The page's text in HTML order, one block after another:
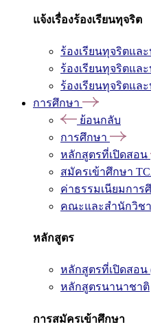
แจ้งเรื่องร้องเรียนทุจริต
ร้องเรียนทุจริตแล
ร้องเรียนทุจริตแล
ร้องเรียนทุจริตแล
การศึกษา
ย้อนกลับ
การศึกษา
หลักสูตรที่เปิดสอน
สมัครเข้าศึกษา
ค่าธรรมเนียมการ
คณะและสำนักวิชา
หลักสูตร
หลักสูตรที่เปิดสอน
หลักสูตรนานาชาติ
การสมัครเข้าศึกษา